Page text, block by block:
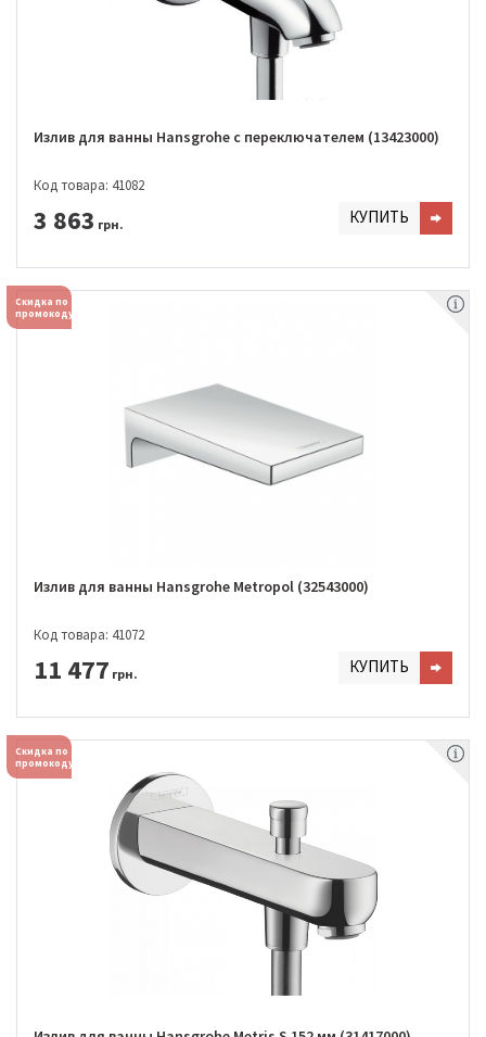
Излив для ванны Hansgrohe с переключателем (13423000)
Код товара: 41082
3 863 грн. КУПИТЬ
Скидка по
промокоду
Излив для ванны Hansgrohe Metropol (32543000)
Код товара: 41072
11 477 грн. КУПИТЬ
Скидка по
промокоду